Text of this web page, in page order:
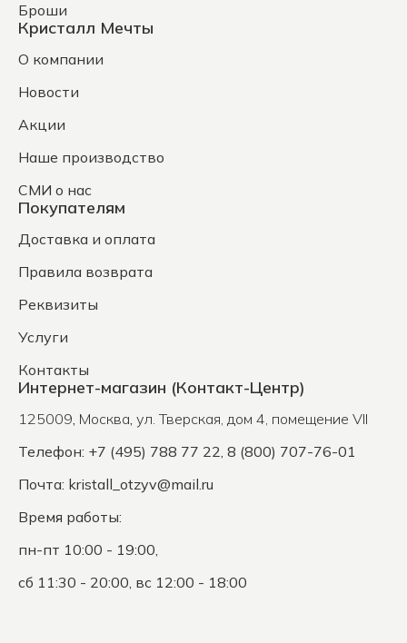
Броши
Кристалл Мечты
О компании
Новости
Акции
Наше производство
СМИ о нас
Покупателям
Доставка и оплата
Правила возврата
Реквизиты
Услуги
Контакты
Интернет-магазин (Контакт-Центр)
125009, Москва, ул. Тверская, дом 4, помещение VII
Телефон: +7 (495) 788 77 22, 8 (800) 707-76-01
Почта: kristall_otzyv@mail.ru
Время работы:
пн-пт 10:00 - 19:00,
сб 11:30 - 20:00, вс 12:00 - 18:00